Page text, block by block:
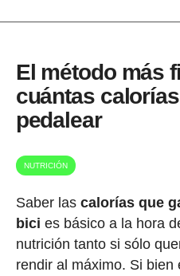
El método más
cuántas
pedalear
NUTRICIÓN
Saber las calorías que
bici es básico a la hora
nutrición tanto si sólo
rendir al máximo. Si bien